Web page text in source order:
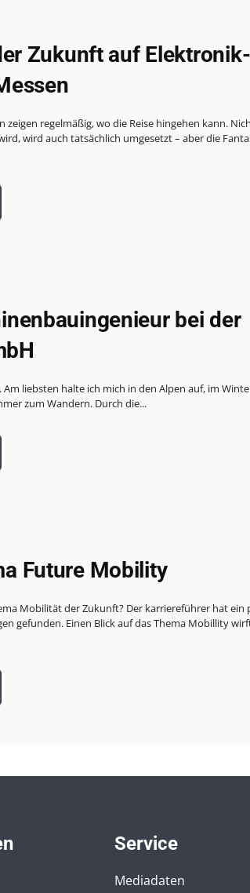
Zukunft auf Elektronik-
zeigen regelmäßig, wo die Reise hingehen kann.
wird auch tatsächlich umgesetzt – aber die
bei der
Am liebsten halte ich mich in den Alpen auf, im
zum Wandern. Durch die...
Future Mobility
Mobilität der Zukunft? Der karriereführer hat ein
gefunden. Einen Blick auf das Thema Mobillity
Service
Mediadaten